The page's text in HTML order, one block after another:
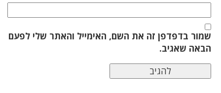
שמור בדפדפן זה את השם, האימייל והאתר שלי לפעם
הבאה שאגיב.